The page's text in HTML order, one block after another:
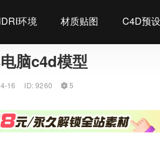
环境 材质贴图 C4D预设
脑c4d模型
16 ID: 9260 5